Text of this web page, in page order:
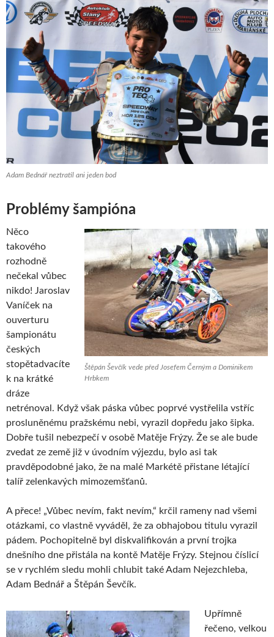
Adam Bednář neztratil ani jeden bod
Problémy šampióna
Štěpán Ševčík vede před Josefem Černým a Dominikem
Hrbkem
Něco
takového
rozhodně
nečekal vůbec
nikdo! Jaroslav
Vaníček na
ouverturu
šampionátu
českých
stopětadvacíte
k na krátké
dráze
netrénoval. Když však páska vůbec poprvé vystřelila vstříc
prosluněnému pražskému nebi, vyrazil dopředu jako šipka.
Dobře tušil nebezpečí v osobě Matěje Frýzy. Že se ale bude
zvedat ze země již v úvodním výjezdu, bylo asi tak
pravděpodobné jako, že na malé Markétě přistane létající
talíř zelenkavých mimozemšťanů.
A přece! „Vůbec nevím, fakt nevím,“ krčil rameny nad všemi
otázkami, co vlastně vyváděl, že za obhajobou titulu vyrazil
pádem. Pochopitelně byl diskvalifikován a první trojka
dnešního dne přistála na kontě Matěje Frýzy. Stejnou číslicí
se v rychlém sledu mohli chlubit také Adam Nejezchleba,
Adam Bednář a Štěpán Ševčík.
Upřímně
řečeno, velkou